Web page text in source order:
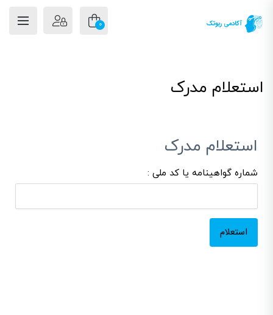
0
استعلام مدرک
استعلام مدرک
شماره گواهینامه یا کد ملی :